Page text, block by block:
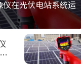
在光伏电站系统运